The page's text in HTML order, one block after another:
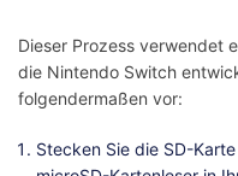
Dieser Prozess verwendet
die Nintendo Switch
folgendermaßen vor:
Stecken Sie die SD-